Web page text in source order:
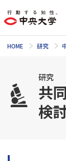
HOME 研究
研究
共
検